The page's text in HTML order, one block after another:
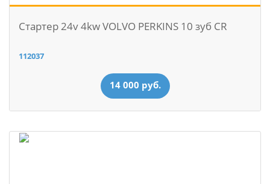
Стартер 24v 4kw VOLVO PERKINS 10 зуб CR
112037
14 000 руб.